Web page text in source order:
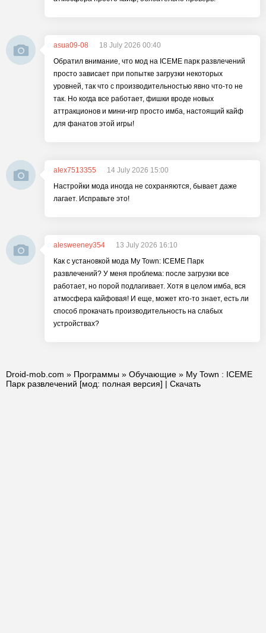
asua09-08
18 July 2026 00:40
Обратил внимание, что мод на ICEME парк развлечений
просто зависает при попытке загрузки некоторых
уровней, так что с производительностью явно что-то не
так. Но когда все работает, фишки вроде новых
аттракционов и мини-игр просто имба, настоящий кайф
для фанатов этой игры!
alex7513355
14 July 2026 15:00
Настройки мода иногда не сохраняются, бывает даже
лагает. Исправьте это!
alesweeney354
13 July 2026 16:10
Как с установкой мода My Town: ICEME Парк
развлечений? У меня проблема: после загрузки все
работает, но порой подлагивает. Хотя в целом имба, вся
атмосфера кайфовая! И еще, может кто-то знает, есть ли
способ прокачать производительность на слабых
устройствах?
Droid-mob.com » Программы » Обучающие » My Town : ICEME
Парк развлечений [мод: полная версия] | Скачать